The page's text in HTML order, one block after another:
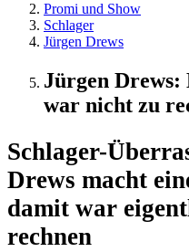
Promi und Show
Schlager
Jürgen Drews
Jürgen
war nicht zu
Schlager-
Drews macht
damit war
rechnen